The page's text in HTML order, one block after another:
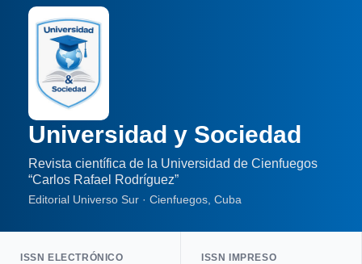
Universidad y Sociedad
Revista científica de la Universidad de Cienfuegos
“Carlos Rafael Rodríguez”
Editorial Universo Sur · Cienfuegos, Cuba
ISSN ELECTRÓNICO ISSN IMPRESO